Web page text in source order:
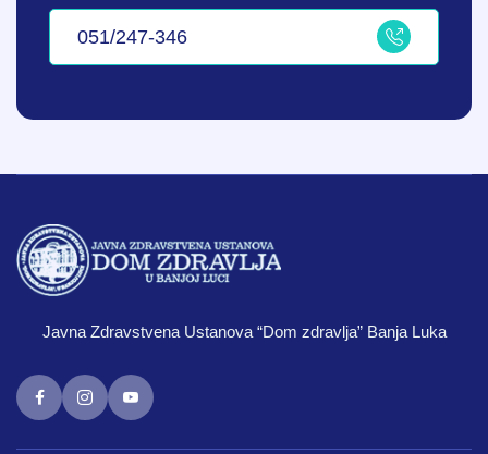
051/247-346
Javna Zdravstvena Ustanova “Dom zdravlja” Banja Luka